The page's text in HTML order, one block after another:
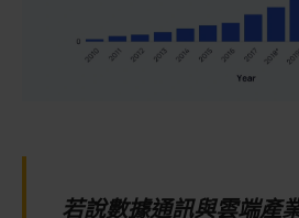
若說數據通訊與雲端產